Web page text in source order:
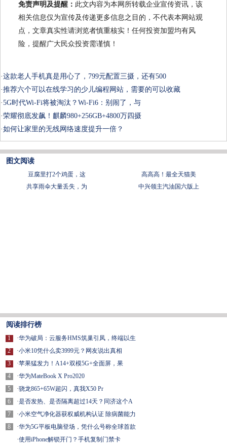
免责声明及提醒： 此文内容为本网所转载企业宣传资讯，该
相关信息仅为宣传及传递更多信息之目的，不代表本网站观
点，文章真实性请浏览者慎重核实！任何投资加盟均有风
险，提醒广大民众投资需谨慎！
·这款老人手机真是用心了，799元配置三摄，还有500
·推荐六个可以在线学习的少儿编程网站，需要的可以收藏
·5G时代Wi-Fi将被淘汰？Wi-Fi6：别闹了，与
·荣耀彻底发飙！麒麟980+256GB+4800万四摄
·如何让家里的无线网络速度提升一倍？
图文阅读
豆腐里打2个鸡蛋，这
​高高高！最全天猫美
共享雨伞大量丢失，为
中兴领主汽油国六版上
阅读排行榜
1
2
3
4
5
6
7
8
·华为破局：云服务HMS筑巢引凤，终端以生
·小米10凭什么卖3999元？网友说出真相
·苹果猛发力！A14+双模5G+全面屏，果
·华为MateBook X Pro2020
·骁龙865+65W超闪，真我X50 Pr
·是否发热、是否隔离超过14天？同济这个A
·小米空气净化器获权威机构认证 除病菌能力
·华为5G平板电脑登场，凭什么号称全球首款
·使用iPhone解锁开门？手机复制门禁卡